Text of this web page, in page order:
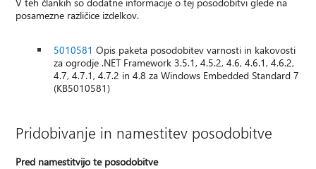
posamezne različice izdelkov.
5010581 Opis paketa posodobitev varnosti in kakovosti
za ogrodje .NET Framework 3.5.1, 4.5.2, 4.6, 4.6.1, 4.6.2,
4.7, 4.7.1, 4.7.2 in 4.8 za Windows Embedded Standard 7
(KB5010581)
Pridobivanje in namestitev posodobitve
Pred namestitvijo te posodobitve